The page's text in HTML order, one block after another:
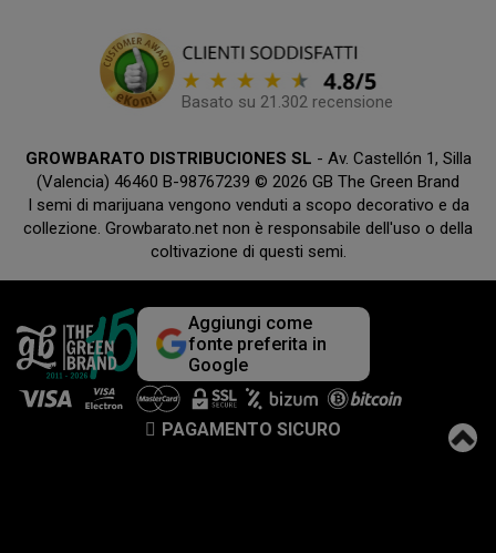
Basato su 21.302 recensione
GROWBARATO DISTRIBUCIONES SL - Av. Castellón 1, Silla
(Valencia) 46460 B-98767239 © 2026 GB The Green Brand
I semi di marijuana vengono venduti a scopo decorativo e da
collezione. Growbarato.net non è responsabile dell'uso o della
coltivazione di questi semi.
Aggiungi come
fonte preferita in
Google
PAGAMENTO SICURO